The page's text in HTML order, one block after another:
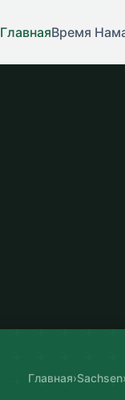
ГлавнаяВремя
Главная›Sachsen›